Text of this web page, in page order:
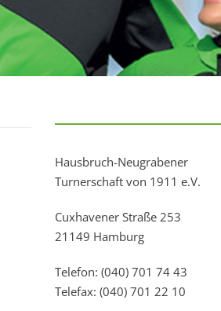
Hausbruch-Neugrabener
Turnerschaft von 1911 e.V.
Cuxhavener Straße 253
21149 Hamburg
Telefon: (040) 701 74 43
Telefax: (040) 701 22 10